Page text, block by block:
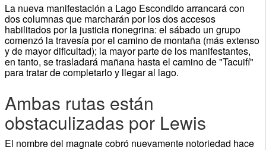
La nueva manifestación a Lago Escondido arrancará con
dos columnas que marcharán por los dos accesos
habilitados por la justicia rionegrina: el sábado un grupo
comenzó la travesía por el camino de montaña (más extenso
y de mayor dificultad); la mayor parte de los manifestantes,
en tanto, se trasladará mañana hasta el camino de "Tacuifí"
para tratar de completarlo y llegar al lago.
Ambas rutas están
obstaculizadas por Lewis
El nombre del magnate cobró nuevamente notoriedad hace